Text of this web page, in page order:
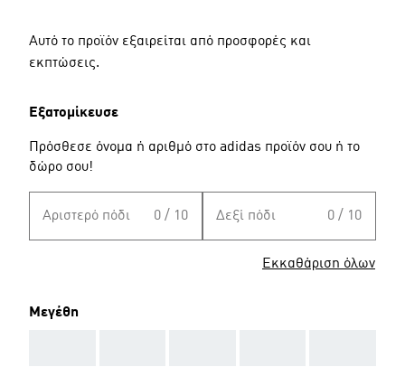
Αυτό το προϊόν εξαιρείται από προσφορές και
εκπτώσεις.
Εξατομίκευσε
Πρόσθεσε όνομα ή αριθμό στο adidas προϊόν σου ή το
δώρο σου!
Αριστερό πόδι 0 / 10 Δεξί πόδι 0 / 10
Εκκαθάριση όλων
Μεγέθη